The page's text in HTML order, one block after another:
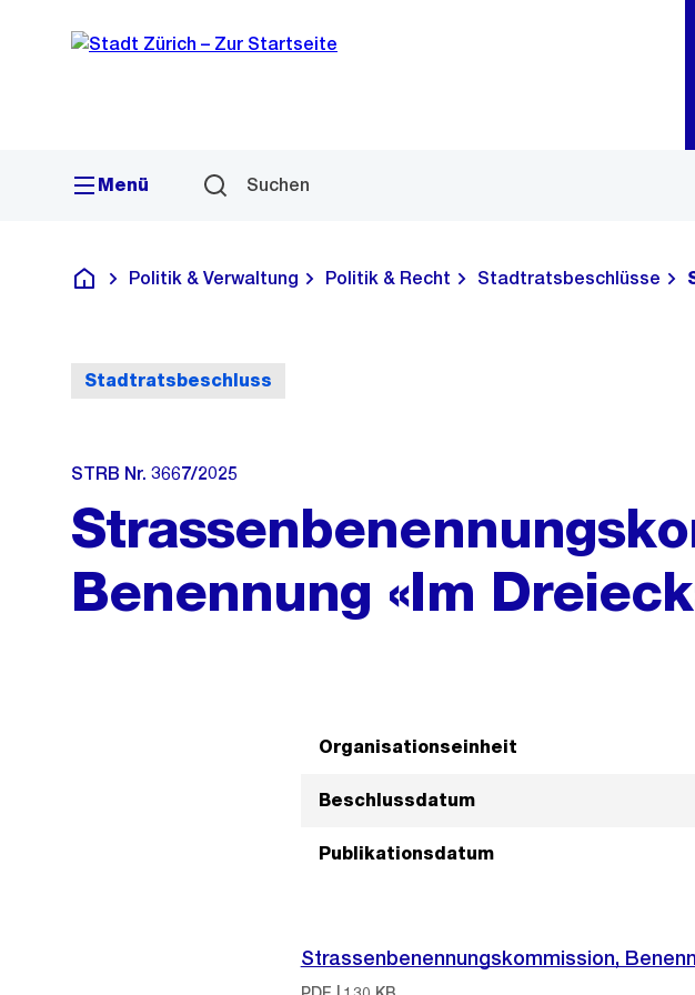
Navigation
Sprunglink
Menü Suchen
Deutsch
Politik & Verwaltung Politik & Recht Stadtratsbeschlüsse
Stadtratsbeschluss
STRB Nr. 3667/2025
Benennung «Im
Organisationseinheit
Beschlussdatum
Publikationsdatum
Strassenbenennungskommission,